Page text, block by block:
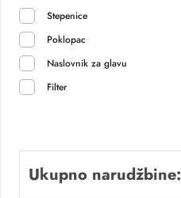
Stepenice
Poklopac
Naslovnik za glavu
Filter
Ukupno narudžbine: